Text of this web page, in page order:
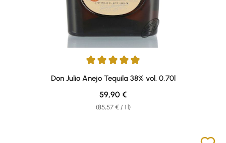
Average rating of 4.91 out of 5 stars
Don Julio Anejo Tequila 38% vol. 0,70l
(85,57 € / 1 l)
Regular price:
59,90 €